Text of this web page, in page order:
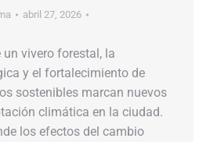
abril 27, 2026
vivero forestal, la
y el fortalecimiento de
sostenibles marcan nuevos
climática en la ciudad.
los efectos del cambio